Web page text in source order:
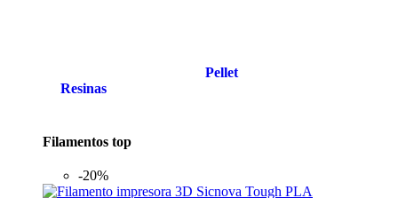
Resinas
Pellet
Filamentos top
-20%